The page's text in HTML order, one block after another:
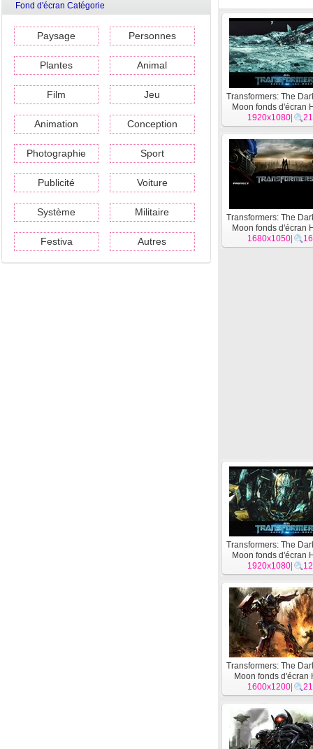
Fond d'écran Catégorie
Paysage Personnes
Plantes Animal
Film Jeu
Animation Conception
Photographie Sport
Publicité Voiture
Système Militaire
Festiva Autres
Transformers: The
Moon fonds d'écran
1920x1080
Transformers: The
Moon fonds d'écran
1680x1050
Transformers: The
Moon fonds d'écran
1920x1080
Transformers: The
Moon fonds d'écran
1600x1200